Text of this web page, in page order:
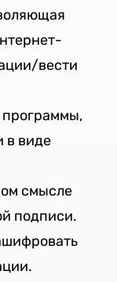
вести
программы,
в виде
смысле
подписи.